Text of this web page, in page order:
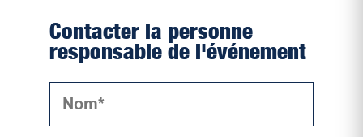
Contacter la personne
responsable de l'événement